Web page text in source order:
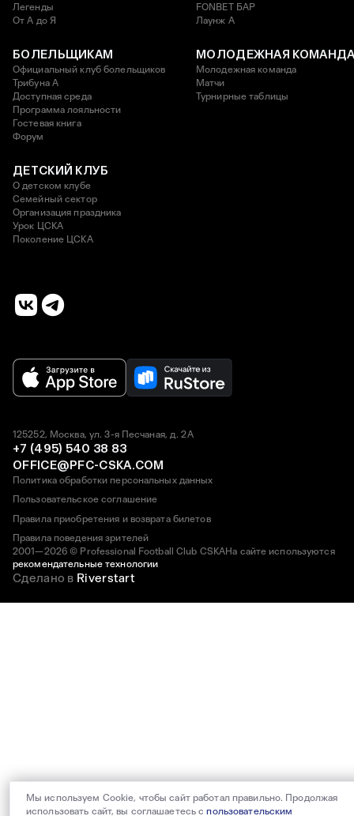
Легенды
От А до Я
FONBET БАР
Лаунж A
БОЛЕЛЬЩИКАМ
Официальный клуб болельщиков
Трибуна А
Доступная среда
Программа лояльности
Гостевая книга
Форум
МОЛОДЕЖНАЯ
Молодежная команда
Матчи
Турнирные таблицы
ДЕТСКИЙ КЛУБ
О детском клубе
Семейный сектор
Организация праздника
Урок ЦСКА
Поколение ЦСКА
2001—2026 © Professional Football Club CSKAНа сайте используются
рекомендательные технологии
125252, Москва, ул. 3-я Песчаная, д. 2А
+7 (495) 540 38 83
OFFICE@PFC-CSKA.COM
Политика обработки персональных данных
Пользовательское соглашение
Правила приобретения и возврата билетов
Правила поведения зрителей
Сделано в Riverstart
Мы используем Cookie, чтобы сайт работал правильно. Продолжая
использовать сайт, вы соглашаетесь спользовательским